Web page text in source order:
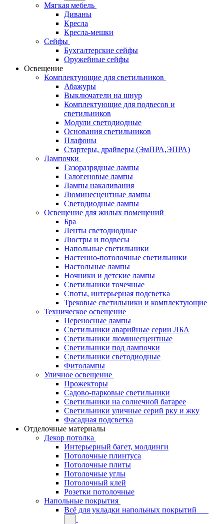
Мягкая мебель
Диваны
Кресла
Кресла-мешки
Сейфы
Бухгалтерские сейфы
Оружейные сейфы
Освещение
Комплектующие для светильников
Абажуры
Выключатели на шнур
Комплектующие для подвесов и
светильников
Модули светодиодные
Основания светильников
Плафоны
Стартеры, драйверы (ЭмПРА,ЭПРА)
Лампочки
Газоразрядные лампы
Галогеновые лампы
Лампы накаливания
Люминесцентные лампы
Светодиодные лампы
Освещение для жилых помещений
Бра
Ленты светодиодные
Люстры и подвесы
Напольные светильники
Настенно-потолочные светильники
Настольные лампы
Ночники и детские лампы
Светильники точечные
Споты, интерьерная подсветка
Трековые светильники и комплектующие
Техническое освещение
Переносные лампы
Светильники аварийные серии ЛБА
Светильники люминесцентные
Светильники под лампочки
Светильники светодиодные
Фитолампы
Уличное освещение
Прожекторы
Садово-парковые светильники
Светильники на солнечной батарее
Светильники уличные серий рку и жку
Фасадная подсветка
Отделочные материалы
Декор потолка
Интерьерный багет, молдинги
Потолочные плинтуса
Потолочные плиты
Потолочные углы
Потолочный клей
Розетки потолочные
Напольные покрытия
Всё для укладки напольных покрытий